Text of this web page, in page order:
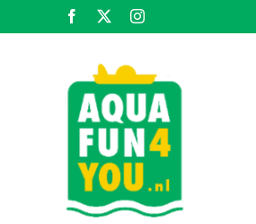
naar
Facebook Instagram